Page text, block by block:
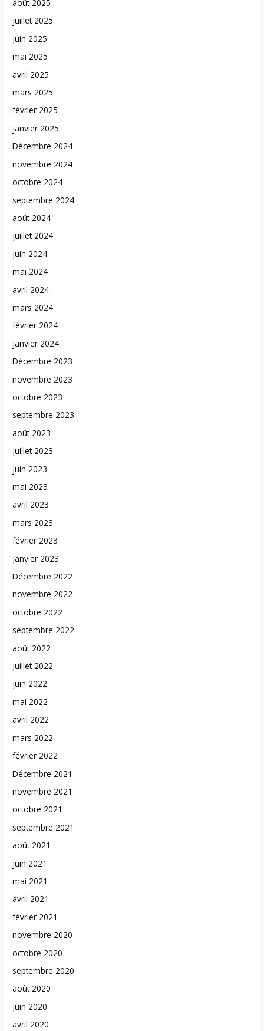
août 2025
juillet 2025
juin 2025
mai 2025
avril 2025
mars 2025
février 2025
janvier 2025
Décembre 2024
novembre 2024
octobre 2024
septembre 2024
août 2024
juillet 2024
juin 2024
mai 2024
avril 2024
mars 2024
février 2024
janvier 2024
Décembre 2023
novembre 2023
octobre 2023
septembre 2023
août 2023
juillet 2023
juin 2023
mai 2023
avril 2023
mars 2023
février 2023
janvier 2023
Décembre 2022
novembre 2022
octobre 2022
septembre 2022
août 2022
juillet 2022
juin 2022
mai 2022
avril 2022
mars 2022
février 2022
Décembre 2021
novembre 2021
octobre 2021
septembre 2021
août 2021
juin 2021
mai 2021
avril 2021
février 2021
novembre 2020
octobre 2020
septembre 2020
août 2020
juin 2020
avril 2020